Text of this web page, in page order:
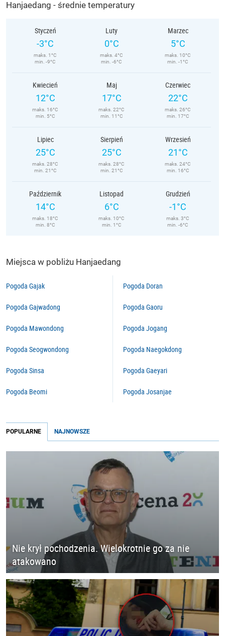
Hanjaedang - średnie temperatury
Styczeń
-3°C
maks. 1°C
min. -9°C
Luty
0°C
maks. 4°C
min. -6°C
Marzec
5°C
maks. 10°C
min. -1°C
Kwiecień
12°C
maks. 16°C
min. 5°C
Maj
17°C
maks. 22°C
min. 11°C
Czerwiec
22°C
maks. 26°C
min. 17°C
Lipiec
25°C
maks. 28°C
min. 21°C
Sierpień
25°C
maks. 28°C
min. 21°C
Wrzesień
21°C
maks. 24°C
min. 16°C
Październik
14°C
maks. 18°C
min. 8°C
Listopad
6°C
maks. 10°C
min. 1°C
Grudzień
-1°C
maks. 3°C
min. -6°C
Miejsca w pobliżu Hanjaedang
Pogoda Gajak
Pogoda Gajwadong
Pogoda Mawondong
Pogoda Seogwondong
Pogoda Sinsa
Pogoda Beomi
Pogoda Doran
Pogoda Gaoru
Pogoda Jogang
Pogoda Naegokdong
Pogoda Gaeyari
Pogoda Josanjae
POPULARNE NAJNOWSZE
Nie krył pochodzenia. Wielokrotnie go za nie
atakowano